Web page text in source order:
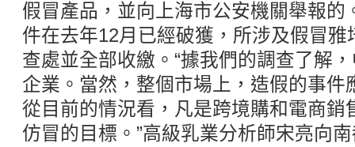
假冒產品，並向上海市公安機關舉報的
件在去年12月已經破獲，所涉及假冒
查處並全部收繳。“據我們的調查了解
企業。當然，整個市場上，造假的事件
從目前的情況看，凡是跨境購和電商銷
仿冒的目標。”高級乳業分析師宋亮向